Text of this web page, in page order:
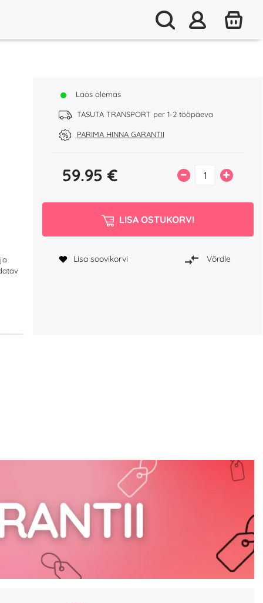
Laos olemas
TASUTA TRANSPORT per 1-2 tööpäeva
PARIMA HINNA GARANTII
59.95 € – +
LISA OSTUKORVI
Lisa soovikorvi Võrdle